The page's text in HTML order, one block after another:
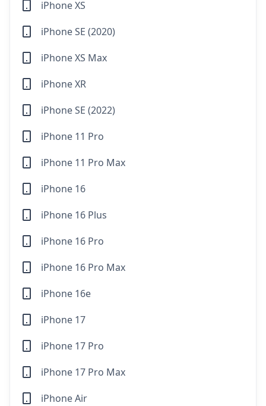
iPhone XS
iPhone SE (2020)
iPhone XS Max
iPhone XR
iPhone SE (2022)
iPhone 11 Pro
iPhone 11 Pro Max
iPhone 16
iPhone 16 Plus
iPhone 16 Pro
iPhone 16 Pro Max
iPhone 16e
iPhone 17
iPhone 17 Pro
iPhone 17 Pro Max
iPhone Air